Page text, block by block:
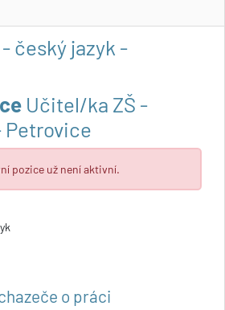
český jazyk -
Učitel/ka ZŠ -
Petrovice
pozice už není aktivní.
o práci